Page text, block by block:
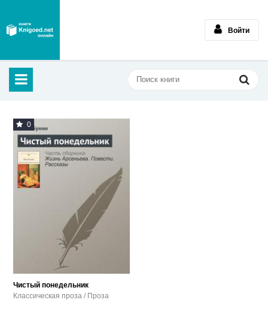
Войти
0
Чистый понедельник
Классическая проза / Проза